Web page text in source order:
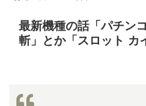
最新機種の話「パチン
斬」とか「スロット カ